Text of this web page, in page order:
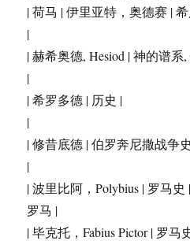
| 荷马 | 伊里亚特，奥德赛 |
|
| 赫希奥德, Hesiod | 神的谱系,
|
| 希罗多德 | 历史 |
|
| 修昔底德 | 伯罗奔尼撒战争
|
| 波里比阿，Polybius | 罗马史 |
罗马 |
| 毕克托，Fabius Pictor | 罗马